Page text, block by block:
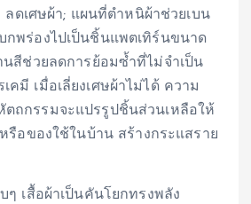
ดเศษผ้า; แผนที่ตำหนิผ้าช่วยเบน
กพร่องไปเป็นชิ้นแพตเทิร์นขนาด
นสีช่วยลดการย้อมซ้ำที่ไม่จำเป็น
คมี เมื่อเลี่ยงเศษผ้าไม่ได้ ความ
ถกรรมจะแปรรูปชิ้นส่วนเหลือให้
รือของใช้ในบ้าน สร้างกระแสราย
ๆ เสื้อผ้าเป็นคันโยกทรงพลัง